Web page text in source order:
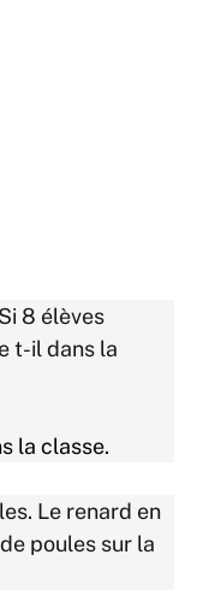
8 élèves
t-il dans la
la classe.
Le renard en
poules sur la